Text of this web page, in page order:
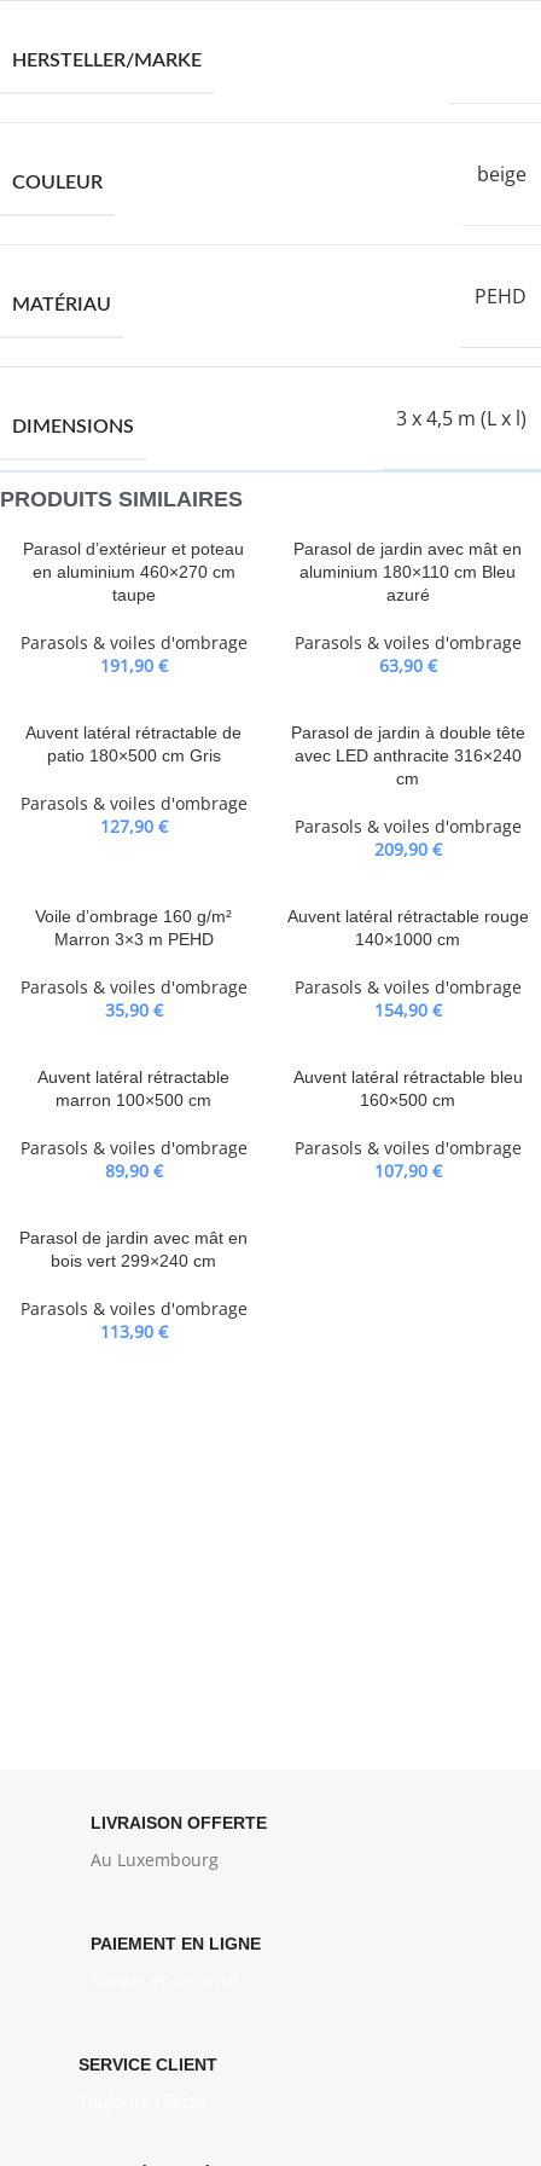
HERSTELLER/MARKE
COULEUR beige
MATÉRIAU PEHD
DIMENSIONS 3 x 4,5 m (L x l)
PRODUITS SIMILAIRES
Parasol d’extérieur et poteau
en aluminium 460×270 cm
taupe
Parasols & voiles d'ombrage
191,90 €
Parasol de jardin avec mât en
aluminium 180×110 cm Bleu
azuré
Parasols & voiles d'ombrage
63,90 €
Auvent latéral rétractable de
patio 180×500 cm Gris
Parasols & voiles d'ombrage
127,90 €
Parasol de jardin à double tête
avec LED anthracite 316×240
cm
Parasols & voiles d'ombrage
209,90 €
Voile d’ombrage 160 g/m²
Marron 3×3 m PEHD
Parasols & voiles d'ombrage
35,90 €
Auvent latéral rétractable rouge
140×1000 cm
Parasols & voiles d'ombrage
154,90 €
Auvent latéral rétractable
marron 100×500 cm
Parasols & voiles d'ombrage
89,90 €
Auvent latéral rétractable bleu
160×500 cm
Parasols & voiles d'ombrage
107,90 €
Parasol de jardin avec mât en
bois vert 299×240 cm
Parasols & voiles d'ombrage
113,90 €
LIVRAISON OFFERTE
Au Luxembourg
PAIEMENT EN LIGNE
SERVICE CLIENT